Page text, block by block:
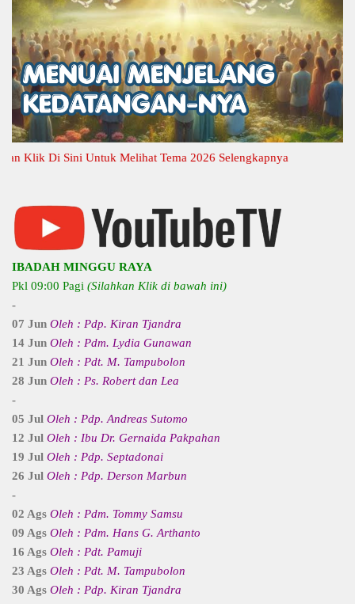
Di Sini Untuk Melihat Tema 2026 Selengkapnya
IBADAH MINGGU RAYA
Pkl 09:00 Pagi (Silahkan Klik di bawah ini)
-
07 Jun Oleh : Pdp. Kiran Tjandra
14 Jun Oleh : Pdm. Lydia Gunawan
21 Jun Oleh : Pdt. M. Tampubolon
28 Jun Oleh : Ps. Robert dan Lea
-
05 Jul Oleh : Pdp. Andreas Sutomo
12 Jul Oleh : Ibu Dr. Gernaida Pakpahan
19 Jul Oleh : Pdp. Septadonai
26 Jul Oleh : Pdp. Derson Marbun
-
02 Ags Oleh : Pdm. Tommy Samsu
09 Ags Oleh : Pdm. Hans G. Arthanto
16 Ags Oleh : Pdt. Pamuji
23 Ags Oleh : Pdt. M. Tampubolon
30 Ags Oleh : Pdp. Kiran Tjandra